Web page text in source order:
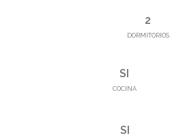
2
DORMITORIOS
SI
COCINA
SI